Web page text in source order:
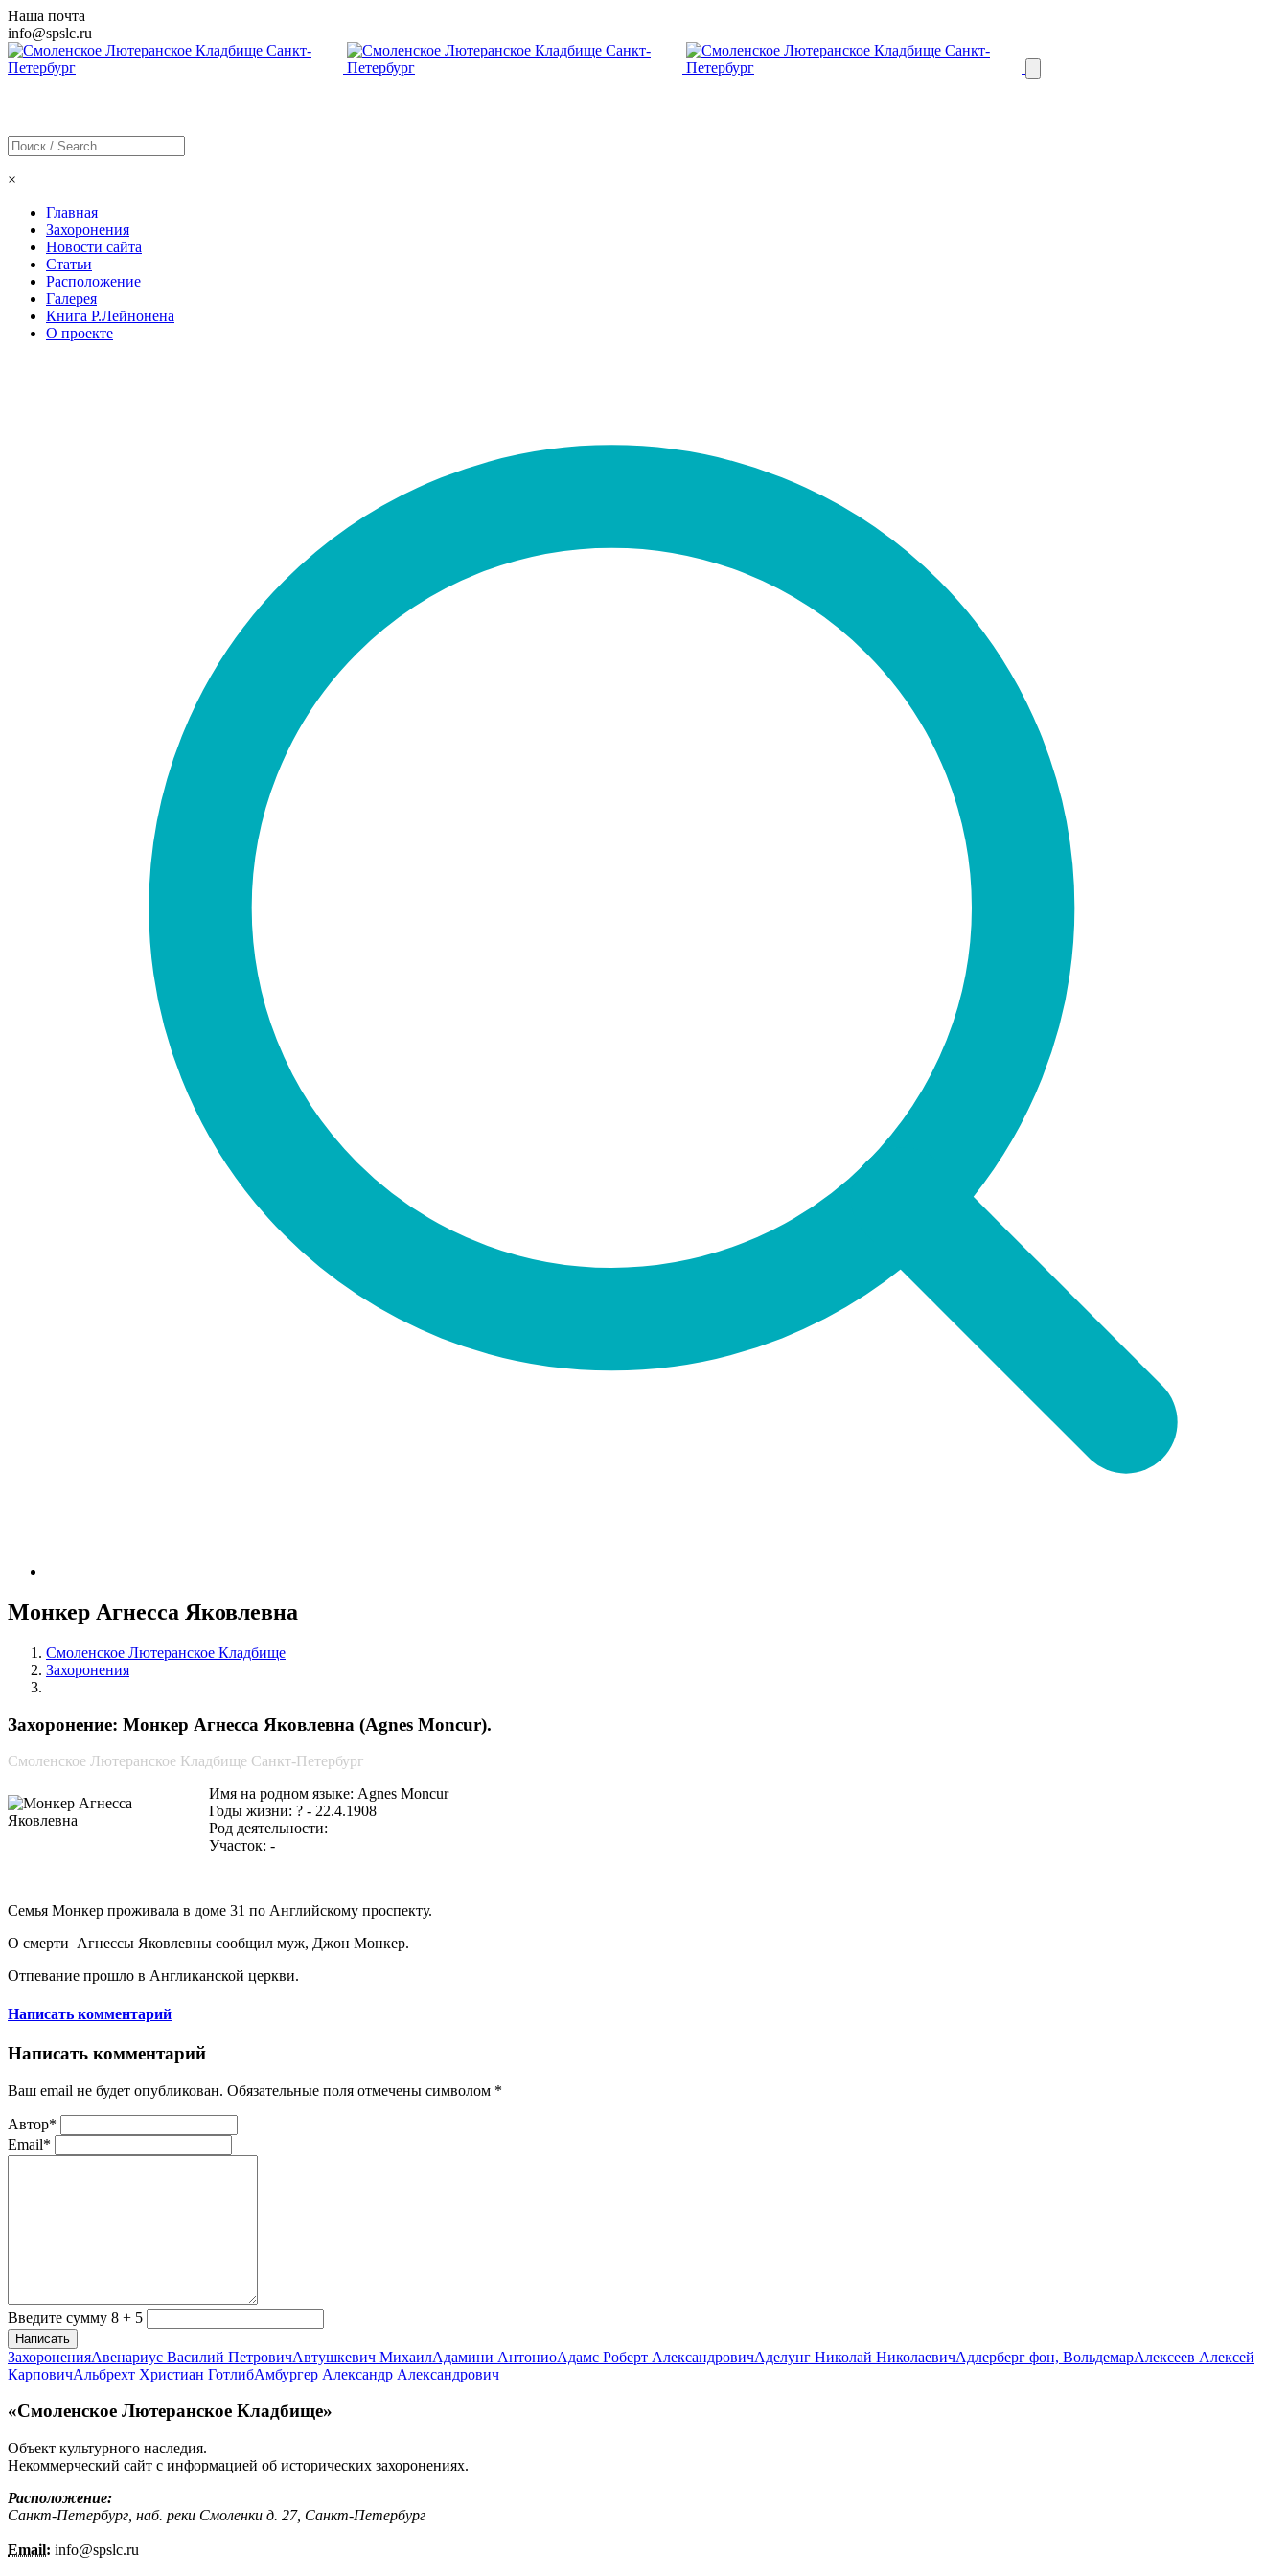
Наша почта
info@spslc.ru
×
Главная
Захоронения
Новости сайта
Статьи
Расположение
Галерея
Книга Р.Лейнонена
О проекте
Монкер Агнесса Яковлевна
Смоленское Лютеранское Кладбище
Захоронения
Захоронение: Монкер Агнесса Яковлевна (Agnes Moncur).
Смоленское Лютеранское Кладбище Санкт-Петербург
Имя на родном языке: Agnes Moncur
Годы жизни: ? - 22.4.1908
Род деятельности:
Участок: -
Семья Монкер проживала в доме 31 по Английскому проспекту.
О смерти Агнессы Яковлевны сообщил муж, Джон Монкер.
Отпевание прошло в Англиканской церкви.
Написать комментарий
Написать комментарий
Ваш email не будет опубликован. Обязательные поля отмечены символом *
Автор*
Email*
Введите сумму 8 + 5
Написать
ЗахороненияАвенариус Василий ПетровичАвтушкевич МихаилАдамини АнтониоАдамс Роберт АлександровичАделунг Николай НиколаевичАдлерберг фон, ВольдемарАлексеев Алексей
КарповичАльбрехт Христиан ГотлибАмбургер Александр Александрович
«Смоленское Лютеранское Кладбище»
Объект культурного наследия.
Некоммерческий сайт с информацией об исторических захоронениях.
Расположение:
Санкт-Петербург, наб. реки Смоленки д. 27, Санкт-Петербург
Email: info@spslc.ru